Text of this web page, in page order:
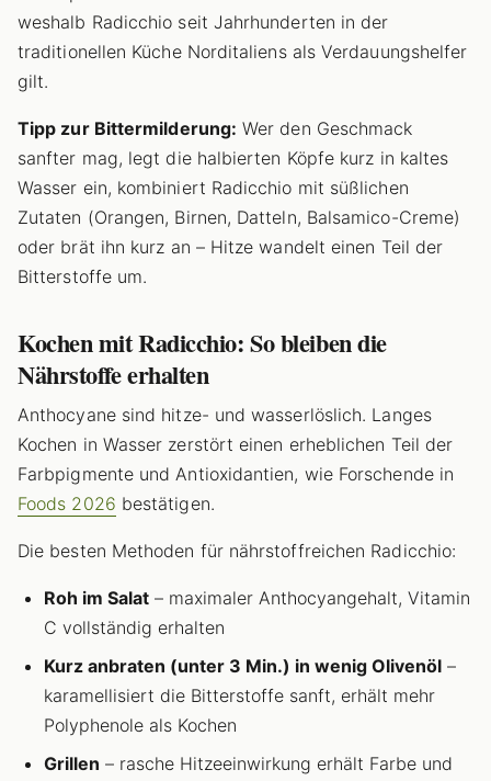
weshalb Radicchio seit Jahrhunderten in der
traditionellen Küche Norditaliens als Verdauungshelfer
gilt.
Tipp zur Bittermilderung: Wer den Geschmack
sanfter mag, legt die halbierten Köpfe kurz in kaltes
Wasser ein, kombiniert Radicchio mit süßlichen
Zutaten (Orangen, Birnen, Datteln, Balsamico-Creme)
oder brät ihn kurz an – Hitze wandelt einen Teil der
Bitterstoffe um.
Kochen mit Radicchio: So bleiben die
Nährstoffe erhalten
Anthocyane sind hitze- und wasserlöslich. Langes
Kochen in Wasser zerstört einen erheblichen Teil der
Farbpigmente und Antioxidantien, wie Forschende in
Foods 2026 bestätigen.
Die besten Methoden für nährstoffreichen Radicchio:
Roh im Salat – maximaler Anthocyangehalt, Vitamin
C vollständig erhalten
Kurz anbraten (unter 3 Min.) in wenig Olivenöl –
karamellisiert die Bitterstoffe sanft, erhält mehr
Polyphenole als Kochen
Grillen – rasche Hitzeeinwirkung erhält Farbe und